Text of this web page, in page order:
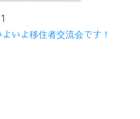
いよ移住者交流会です！